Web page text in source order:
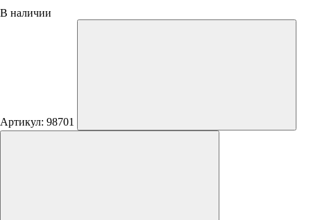
В наличии
Артикул: 98701